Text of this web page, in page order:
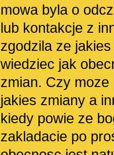
mowa byla o
lub kontakcje z
zgodzila ze
wiedziec jak
zmian. Czy
jakies zmiany a
kiedy powie ze
zakladacie po